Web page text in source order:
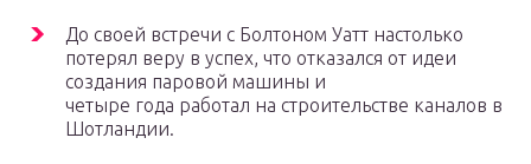
До своей встречи с Болтоном Уатт настолько
потерял веру в успех, что отказался от идеи
создания паровой машины и
четыре года работал на строительстве каналов в
Шотландии.